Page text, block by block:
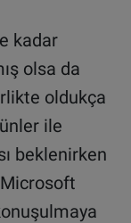
kadar
olsa da
oldukça
ile
beklenirken
Microsoft